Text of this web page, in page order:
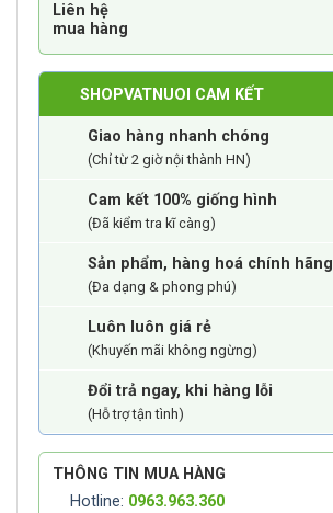
Liên hệ
mua hàng
SHOPVATNUOI CAM KẾT
Giao hàng nhanh chóng
(Chỉ từ 2 giờ nội thành HN)
Cam kết 100% giống hình
(Đã kiểm tra kĩ càng)
Sản phẩm, hàng hoá chính hãng
(Đa dạng & phong phú)
Luôn luôn giá rẻ
(Khuyến mãi không ngừng)
Đổi trả ngay, khi hàng lỗi
(Hỗ trợ tận tình)
THÔNG TIN MUA HÀNG
Hotline: 0963.963.360